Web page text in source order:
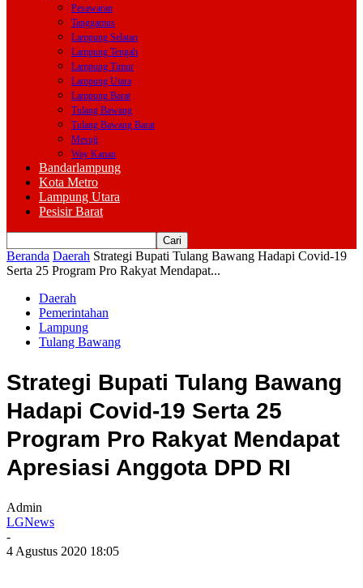
Pesawaran
Tanggamus
Lampung Selatan
Lampung Tengah
Lampung Timur
Lampung Utara
Lampung Barat
Tulang Bawang
Tulang Bawang Barat
Mesuji
Way Kanan
Bandarlampung
Kota Metro
Lampung Utara
Pesisir Barat
Beranda Daerah Strategi Bupati Tulang Bawang Hadapi Covid-19
Serta 25 Program Pro Rakyat Mendapat...
Daerah
Pemerintahan
Lampung
Tulang Bawang
Strategi Bupati Tulang Bawang
Hadapi Covid-19 Serta 25
Program Pro Rakyat Mendapat
Apresiasi Anggota DPD RI
Admin
LGNews
-
4 Agustus 2020 18:05